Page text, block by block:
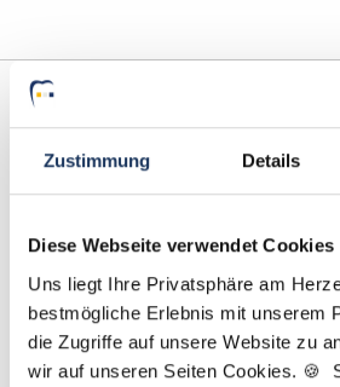
Zustimmung Details
Diese Webseite verwendet Cookies
Uns liegt Ihre Privatsphäre am
bestmögliche Erlebnis mit unserem
die Zugriffe auf unsere Website zu
wir auf unseren Seiten Cookies. 🍪
Yanina Weilemann
Ansprechpartner